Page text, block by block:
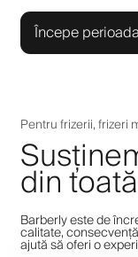
Începe
Pentru frizerii, frizeri
din
Barberly este de
calitate,
ajută să oferi o